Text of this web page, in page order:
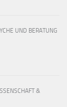
UND BERATUNG
&